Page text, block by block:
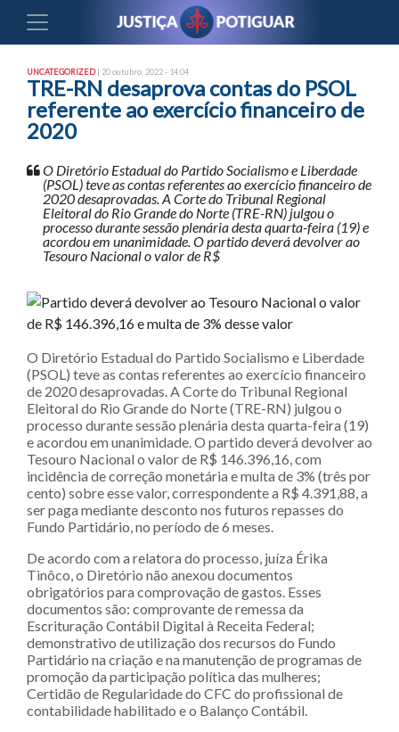
UNCATEGORIZED| 20 outubro, 2022 - 14:04
TRE-RN desaprova contas do PSOL
referente ao exercício financeiro de
2020
O Diretório Estadual do Partido Socialismo e Liberdade
(PSOL) teve as contas referentes ao exercício financeiro de
2020 desaprovadas. A Corte do Tribunal Regional
Eleitoral do Rio Grande do Norte (TRE-RN) julgou o
processo durante sessão plenária desta quarta-feira (19) e
acordou em unanimidade. O partido deverá devolver ao
Tesouro Nacional o valor de R$
O Diretório Estadual do Partido Socialismo e Liberdade
(PSOL) teve as contas referentes ao exercício financeiro
de 2020 desaprovadas. A Corte do Tribunal Regional
Eleitoral do Rio Grande do Norte (TRE-RN) julgou o
processo durante sessão plenária desta quarta-feira (19)
e acordou em unanimidade. O partido deverá devolver ao
Tesouro Nacional o valor de R$ 146.396,16, com
incidência de correção monetária e multa de 3% (três por
cento) sobre esse valor, correspondente a R$ 4.391,88, a
ser paga mediante desconto nos futuros repasses do
Fundo Partidário, no período de 6 meses.
De acordo com a relatora do processo, juíza Érika
Tinôco, o Diretório não anexou documentos
obrigatórios para comprovação de gastos. Esses
documentos são: comprovante de remessa da
Escrituração Contábil Digital à Receita Federal;
demonstrativo de utilização dos recursos do Fundo
Partidário na criação e na manutenção de programas de
promoção da participação política das mulheres;
Certidão de Regularidade do CFC do profissional de
contabilidade habilitado e o Balanço Contábil.